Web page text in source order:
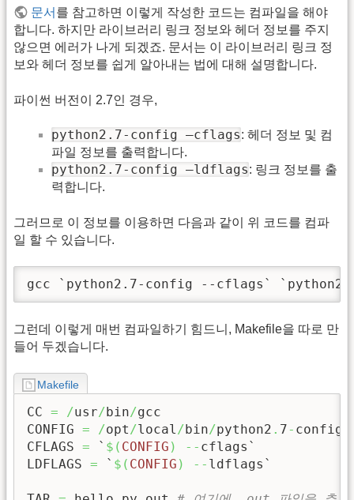
문서 를 참고하면 이렇게 작성한 코드는 컴파일을 해야
합니다. 하지만 라이브러리 링크 정보와 헤더 정보를 주지
않으면 에러가 나게 되겠죠. 문서는 이 라이브러리 링크 정
보와 헤더 정보를 쉽게 알아내는 법에 대해 설명합니다.
파이썬 버전이 2.7인 경우,
python2.7-config –cflags: 헤더 정보 및 컴
파일 정보를 출력합니다.
python2.7-config –ldflags: 링크 정보를 출
력합니다.
그러므로 이 정보를 이용하면 다음과 같이 위 코드를 컴파
일 할 수 있습니다.
gcc `python2.7-config --cflags`
그런데 이렇게 매번 컴파일하기 힘드니, Makefile을 따로 만
들어 두겠습니다.
Makefile
CC = /usr/bin/gcc
CONFIG = /opt /local /bin/python2 . 7- config
CFLAGS = ` $ ( CONFIG ) -- cflags`
LDFLAGS = ` $ ( CONFIG ) -- ldflags`